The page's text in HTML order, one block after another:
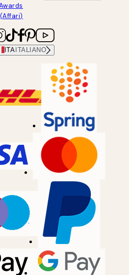
ITA ITALIANO